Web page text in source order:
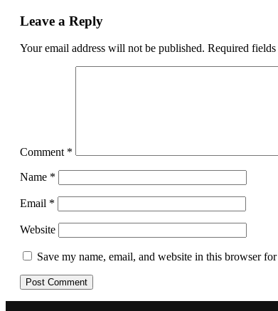
Leave a Reply
Your email address will not be published. Required fields
Comment *
Name *
Email *
Website
Save my name, email, and website in this browser